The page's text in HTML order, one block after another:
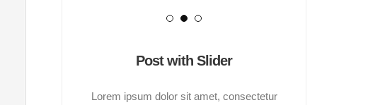
Post with Slider
Lorem ipsum dolor sit amet, consectetur